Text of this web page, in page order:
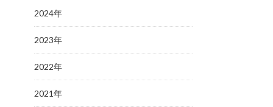
2024年
2023年
2022年
2021年